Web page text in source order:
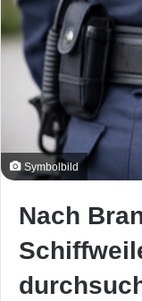
Symbolbild
Nach